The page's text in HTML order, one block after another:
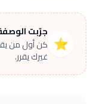
⭐
جرّبت
كن أول من
غيرك يقرر.